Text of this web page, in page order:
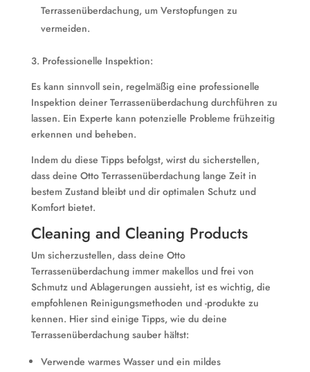
Terrassenüberdachung, um Verstopfungen zu
vermeiden.
3. Professionelle Inspektion:
Es kann sinnvoll sein, regelmäßig eine professionelle
Inspektion deiner Terrassenüberdachung durchführen zu
lassen. Ein Experte kann potenzielle Probleme frühzeitig
erkennen und beheben.
Indem du diese Tipps befolgst, wirst du sicherstellen,
dass deine Otto Terrassenüberdachung lange Zeit in
bestem Zustand bleibt und dir optimalen Schutz und
Komfort bietet.
Cleaning and Cleaning Products
Um sicherzustellen, dass deine Otto
Terrassenüberdachung immer makellos und frei von
Schmutz und Ablagerungen aussieht, ist es wichtig, die
empfohlenen Reinigungsmethoden und -produkte zu
kennen. Hier sind einige Tipps, wie du deine
Terrassenüberdachung sauber hältst:
Verwende warmes Wasser und ein mildes